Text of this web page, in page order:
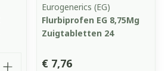
Eurogenerics (EG)
Flurbiprofen EG 8,75Mg
Zuigtabletten 24
€ 7,76